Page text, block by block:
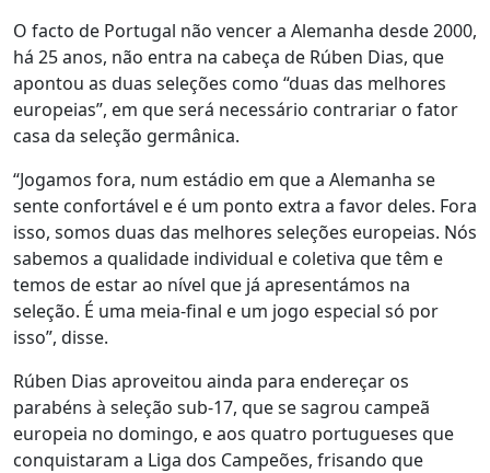
O facto de Portugal não vencer a Alemanha desde 2000,
há 25 anos, não entra na cabeça de Rúben Dias, que
apontou as duas seleções como “duas das melhores
europeias”, em que será necessário contrariar o fator
casa da seleção germânica.
“Jogamos fora, num estádio em que a Alemanha se
sente confortável e é um ponto extra a favor deles. Fora
isso, somos duas das melhores seleções europeias. Nós
sabemos a qualidade individual e coletiva que têm e
temos de estar ao nível que já apresentámos na
seleção. É uma meia-final e um jogo especial só por
isso”, disse.
Rúben Dias aproveitou ainda para endereçar os
parabéns à seleção sub-17, que se sagrou campeã
europeia no domingo, e aos quatro portugueses que
conquistaram a Liga dos Campeões, frisando que